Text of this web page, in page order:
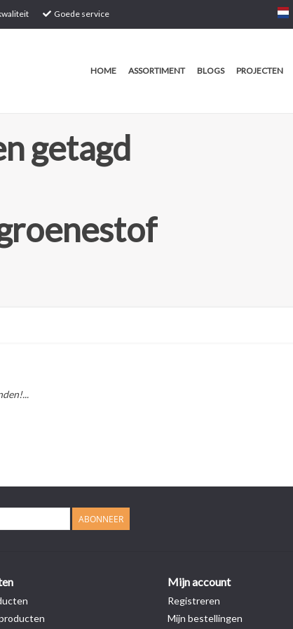
Goede service
HOME ASSORTIMENT BLOGS PROJECTEN
getagd
ABONNEER
Mijn account
Registreren
Mijn bestellingen